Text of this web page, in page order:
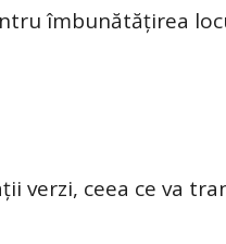
îmbunătățirea
verzi, ceea ce va